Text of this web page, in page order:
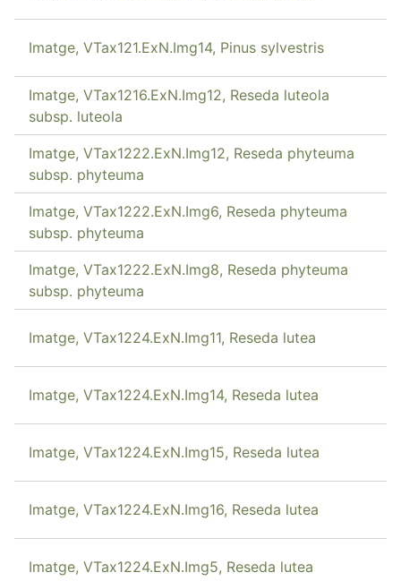
Imatge, VTax121.ExN.Img14, Pinus sylvestris
Imatge, VTax1216.ExN.Img12, Reseda luteola
subsp. luteola
Imatge, VTax1222.ExN.Img12, Reseda phyteuma
subsp. phyteuma
Imatge, VTax1222.ExN.Img6, Reseda phyteuma
subsp. phyteuma
Imatge, VTax1222.ExN.Img8, Reseda phyteuma
subsp. phyteuma
Imatge, VTax1224.ExN.Img11, Reseda lutea
Imatge, VTax1224.ExN.Img14, Reseda lutea
Imatge, VTax1224.ExN.Img15, Reseda lutea
Imatge, VTax1224.ExN.Img16, Reseda lutea
Imatge, VTax1224.ExN.Img5, Reseda lutea